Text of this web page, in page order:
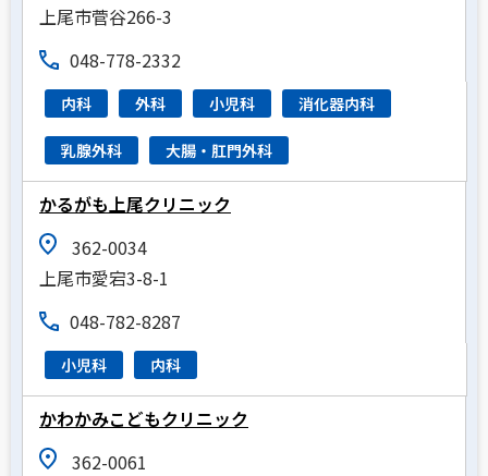
上尾市菅谷266-3
048-778-2332
内科 外科 小児科 消化器内科
乳腺外科 大腸・肛門外科
かるがも上尾クリニック
362-0034
上尾市愛宕3-8-1
048-782-8287
小児科 内科
かわかみこどもクリニック
362-0061